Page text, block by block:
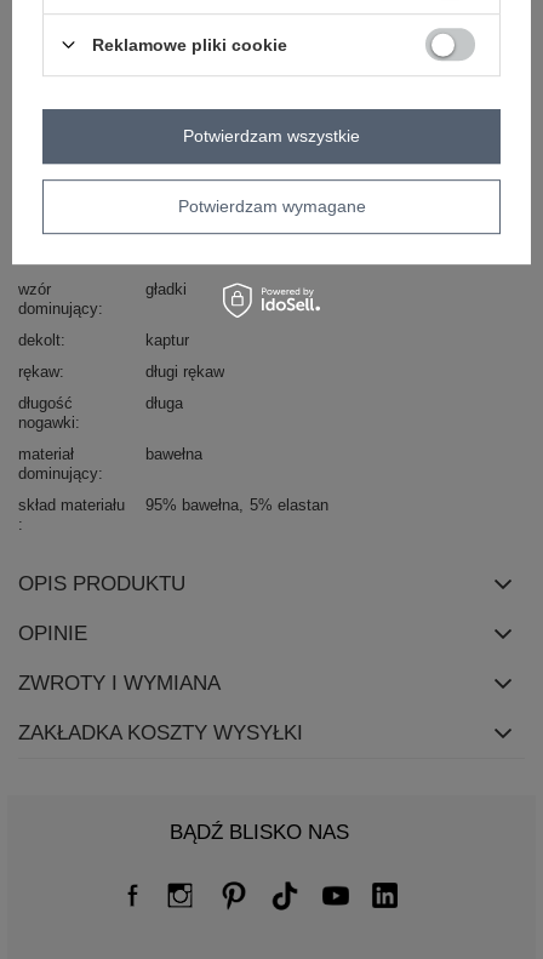
ZALOGUJ SIĘ I ZOBACZ CENĘ
Masz pytanie? Chętnie pomożemy.
wzór
dominujący
gładki
dekolt
kaptur
rękaw
długi rękaw
długość
nogawki
długa
materiał
dominujący
bawełna
skład materiału 95% bawełna 5% elastan
OPIS PRODUKTU
OPINIE
ZWROTY I WYMIANA
ZAKŁADKA KOSZTY WYSYŁKI
BĄDŹ BLISKO NAS
Reklamowe pliki cookie
Potwierdzam wymagane
Potwierdzam wszystkie